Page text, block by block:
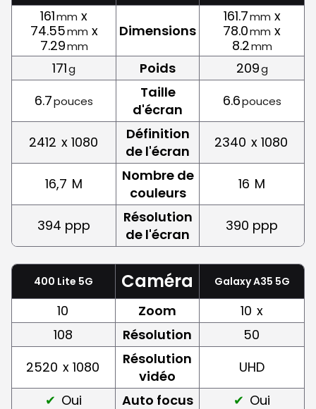
161mm x
74.55mm x
7.29mm
Dimensions
161.7mm x
78.0mm x
8.2mm
171g Poids 209g
6.7pouces
Taille
d'écran
6.6pouces
2412 x 1080
Définition
de l'écran
2340 x 1080
16,7 M
Nombre de
couleurs
16 M
394 ppp
Résolution
de l'écran
390 ppp
400 Lite 5G Caméra Galaxy A35 5G
10 Zoom 10 x
108
Résolution
50
2520 x 1080
Résolution
vidéo
UHD
Oui
Auto focus
Oui